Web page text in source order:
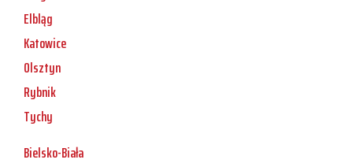
Elbląg
Katowice
Olsztyn
Rybnik
Tychy
Bielsko-Biała